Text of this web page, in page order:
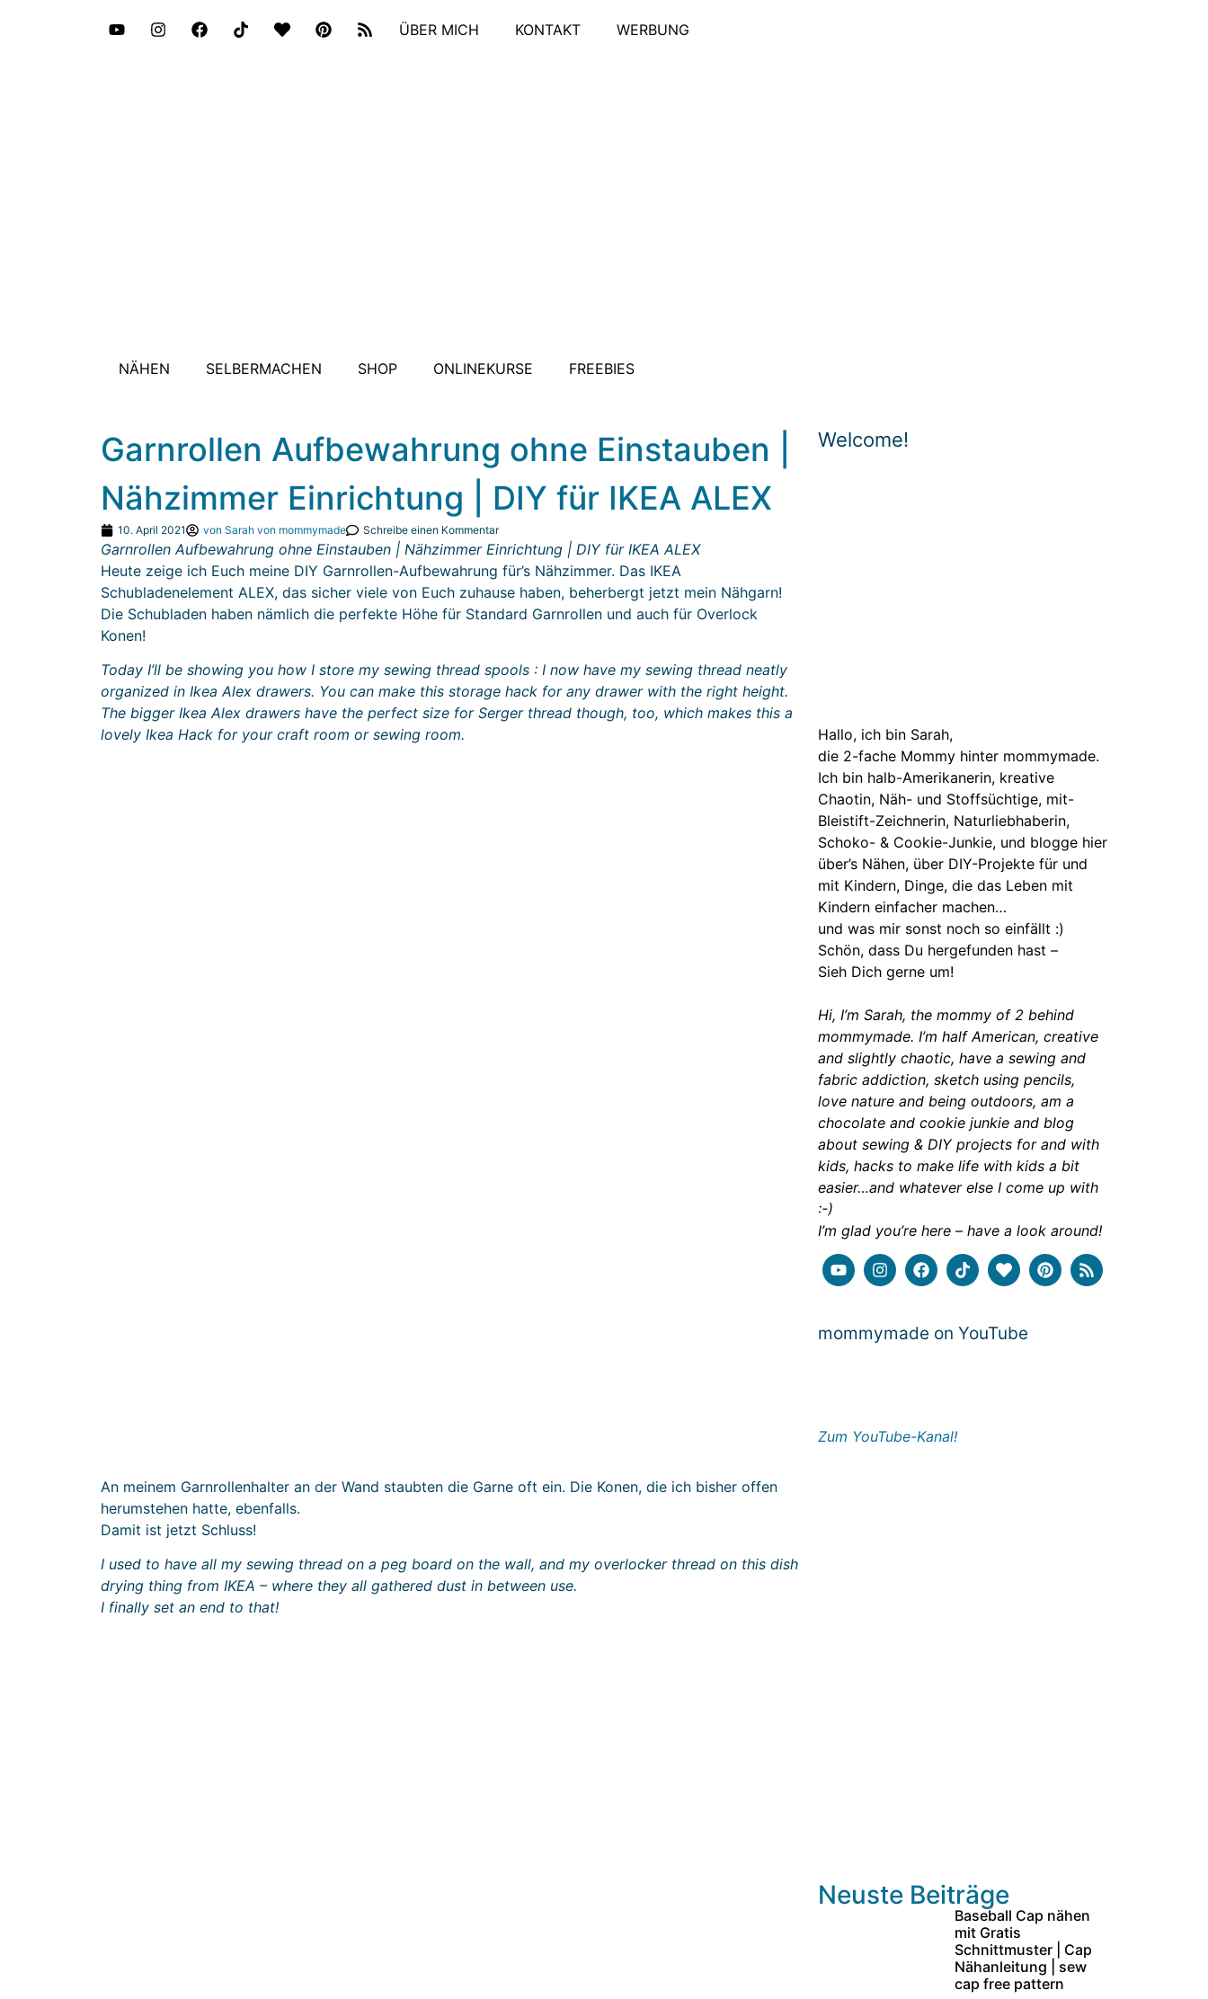
ÜBER MICH KONTAKT WERBUNG
NÄHEN SELBERMACHEN SHOP ONLINEKURSE FREEBIES
Welcome!
Hallo, ich bin Sarah,
die 2-fache Mommy hinter mommymade.
Ich bin halb-Amerikanerin, kreative
Chaotin, Näh- und Stoffsüchtige, mit-
Bleistift-Zeichnerin, Naturliebhaberin,
Schoko- & Cookie-Junkie, und blogge hier
über’s Nähen, über DIY-Projekte für und
mit Kindern, Dinge, die das Leben mit
Kindern einfacher machen…
und was mir sonst noch so einfällt :)
Schön, dass Du hergefunden hast –
Sieh Dich gerne um!
Hi, I’m Sarah, the mommy of 2 behind
mommymade. I’m half American, creative
and slightly chaotic, have a sewing and
fabric addiction, sketch using pencils,
love nature and being outdoors, am a
chocolate and cookie junkie and blog
about sewing & DIY projects for and with
kids, hacks to make life with kids a bit
easier…and whatever else I come up with
:-)
I’m glad you’re here – have a look around!
mommymade on YouTube
Zum YouTube-Kanal!
Neuste Beiträge
Baseball Cap nähen
mit Gratis
Schnittmuster | Cap
Nähanleitung | sew
cap free pattern
Garnrollen Aufbewahrung ohne Einstauben |
Nähzimmer Einrichtung | DIY für IKEA ALEX
10. April 2021 von Sarah von mommymade Schreibe einen Kommentar
Garnrollen Aufbewahrung ohne Einstauben | Nähzimmer Einrichtung | DIY für IKEA ALEX
Heute zeige ich Euch meine DIY Garnrollen-Aufbewahrung für’s Nähzimmer. Das IKEA
Schubladenelement ALEX, das sicher viele von Euch zuhause haben, beherbergt jetzt mein Nähgarn!
Die Schubladen haben nämlich die perfekte Höhe für Standard Garnrollen und auch für Overlock
Konen!
Today I’ll be showing you how I store my sewing thread spools : I now have my sewing thread neatly
organized in Ikea Alex drawers. You can make this storage hack for any drawer with the right height.
The bigger Ikea Alex drawers have the perfect size for Serger thread though, too, which makes this a
lovely Ikea Hack for your craft room or sewing room.
An meinem Garnrollenhalter an der Wand staubten die Garne oft ein. Die Konen, die ich bisher offen
herumstehen hatte, ebenfalls.
Damit ist jetzt Schluss!
I used to have all my sewing thread on a peg board on the wall, and my overlocker thread on this dish
drying thing from IKEA – where they all gathered dust in between use.
I finally set an end to that!